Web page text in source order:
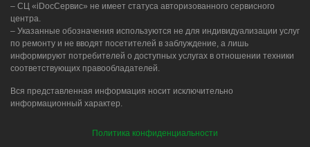
– СЦ «iDocСервис» не имеет статуса авторизованного сервисного
центра.
– Указанные обозначения используются не для индивидуализации услуг
по ремонту и не вводят посетителей в заблуждение, а лишь
информируют потребителей о доступных услугах в отношении техники
соответствующих правообладателей.
Вся представленная информация носит исключительно
информационный характер.
Политика конфиденциальности